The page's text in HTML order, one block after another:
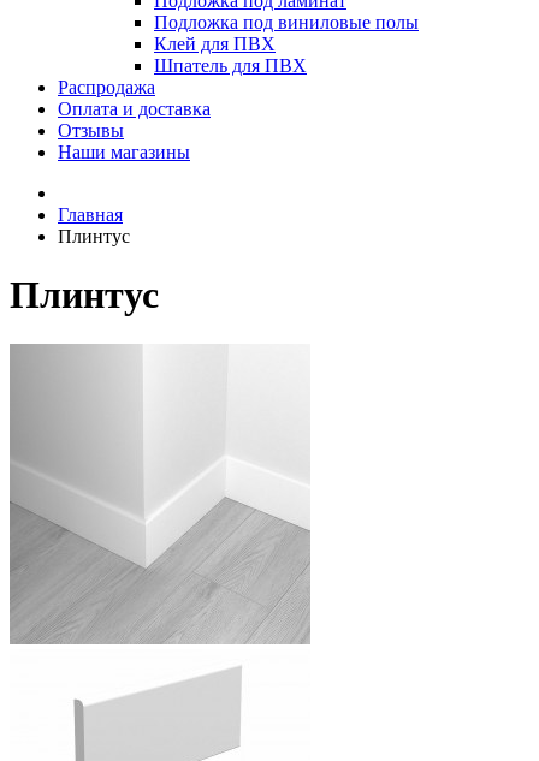
Подложка под виниловые полы
Клей для ПВХ
Шпатель для ПВХ
Распродажа
Оплата и доставка
Отзывы
Наши магазины
Главная
Плинтус
Плинтус